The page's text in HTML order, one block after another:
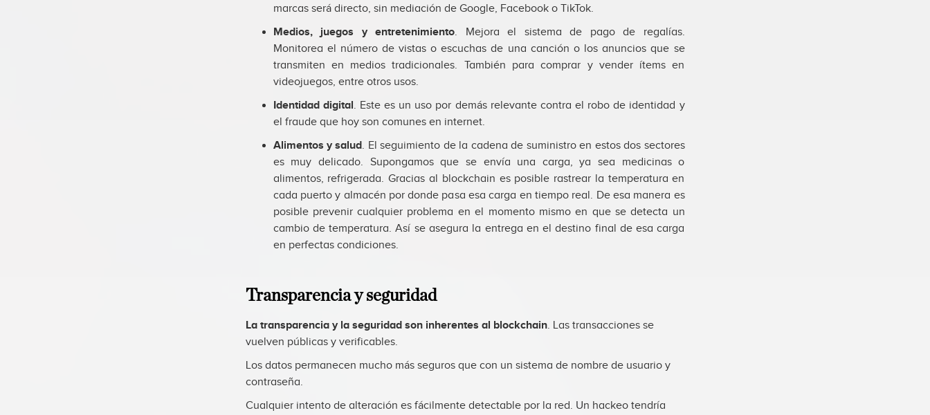
marcas será directo, sin mediación de Google, Facebook o TikTok.
Medios, juegos y entretenimiento. Mejora el sistema de pago de regalías.
Monitorea el número de vistas o escuchas de una canción o los anuncios que se
transmiten en medios tradicionales. También para comprar y vender ítems en
videojuegos, entre otros usos.
Identidad digital. Este es un uso por demás relevante contra el robo de identidad y
el fraude que hoy son comunes en internet.
Alimentos y salud. El seguimiento de la cadena de suministro en estos dos sectores
es muy delicado. Supongamos que se envía una carga, ya sea medicinas o
alimentos, refrigerada. Gracias al blockchain es posible rastrear la temperatura en
cada puerto y almacén por donde pasa esa carga en tiempo real. De esa manera es
posible prevenir cualquier problema en el momento mismo en que se detecta un
cambio de temperatura. Así se asegura la entrega en el destino final de esa carga
en perfectas condiciones.
Transparencia y seguridad
La transparencia y la seguridad son inherentes al blockchain. Las transacciones se
vuelven públicas y verificables.
Los datos permanecen mucho más seguros que con un sistema de nombre de usuario y
contraseña.
Cualquier intento de alteración es fácilmente detectable por la red. Un hackeo tendría